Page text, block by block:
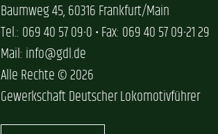
Baumweg 45, 60316 Frankfurt/Main
Tel.: 069 40 57 09-0 • Fax: 069 40 57 09-21 29
Mail: info@gdl.de
Alle Rechte © 2026
Gewerkschaft Deutscher Lokomotivführer